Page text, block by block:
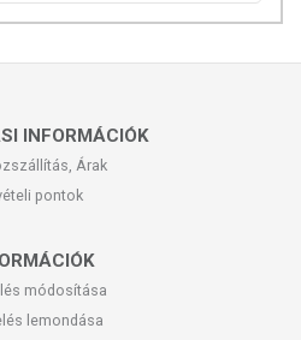
INFORMÁCIÓK
Árak
pontok
módosítása
lemondása